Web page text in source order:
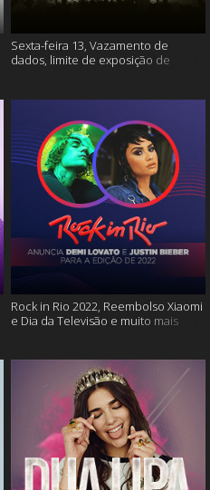
Sexta-feira 13, Vazamento de
dados, limite de exposição de
Rock in Rio 2022, Reembolso Xiaomi
e Dia da Televisão e muito mais